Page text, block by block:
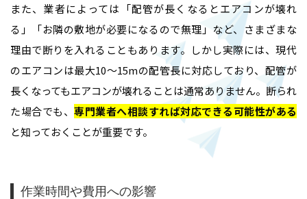
また、業者によっては「配管が長くなるとエアコンが壊れ
る」「お隣の敷地が必要になるので無理」など、さまざまな
理由で断りを入れることもあります。しかし実際には、現代
のエアコンは最大10〜15mの配管長に対応しており、配管が
長くなってもエアコンが壊れることは通常ありません。断られ
た場合でも、 専門業者へ相談すれば対応できる可能性がある
と知っておくことが重要です。
作業時間や費用への影響